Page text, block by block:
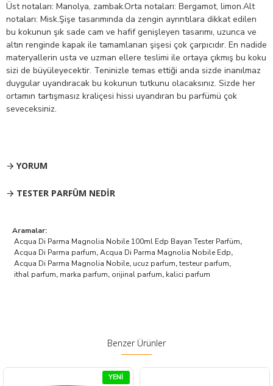
Üst notaları: Manolya, zambak.Orta notaları: Bergamot, limon.Alt
notaları: Misk.Şişe tasarımında da zengin ayrıntılara dikkat edilen
bu kokunun şık sade cam ve hafif genişleyen tasarımı, uzunca ve
altın renginde kapak ile tamamlanan şişesi çok çarpıcıdır. En nadide
materyallerin usta ve uzman ellere teslimi ile ortaya çıkmış bu koku
sizi de büyüleyecektir. Teninizle temas ettiği anda sizde inanılmaz
duygular uyandıracak bu kokunun tutkunu olacaksınız. Sizde her
ortamın tartışmasız kraliçesi hissi uyandıran bu parfümü çok
seveceksiniz.
YORUM
TESTER PARFÜM NEDIR
Aramalar:
Acqua Di Parma Magnolia Nobile 100ml Edp Bayan Tester Parfüm,
Acqua Di Parma parfum,Acqua Di Parma Magnolia Nobile Edp,
Acqua Di Parma Magnolia Nobile, ucuz parfum,testeur parfum,
ithal parfum, marka parfum, orijinal parfum, kalici parfum
Benzer Ürünler
YENI